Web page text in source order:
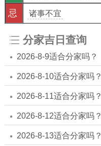
忌
诸事不宜
分家吉日查询
2026-8-9适合分家吗？
2026-8-10适合分家吗？
2026-8-11适合分家吗？
2026-8-12适合分家吗？
2026-8-13适合分家吗？